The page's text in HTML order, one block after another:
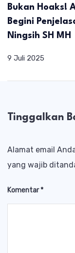
Bukan Hoaks!
Begini
Ningsih SH MH
9 Juli 2025
Tinggalkan
Alamat email
yang wajib
Komentar*